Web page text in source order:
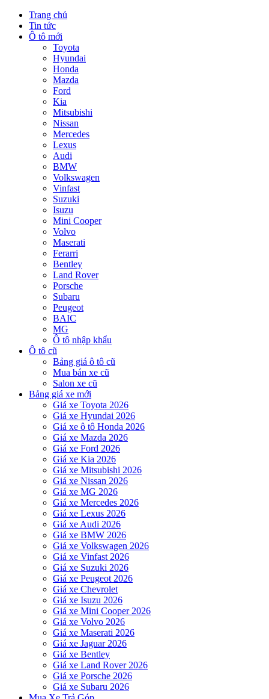
Trang chủ
Tin tức
Ô tô mới
Toyota
Hyundai
Honda
Mazda
Ford
Kia
Mitsubishi
Nissan
Mercedes
Lexus
Audi
BMW
Volkswagen
Vinfast
Suzuki
Isuzu
Mini Cooper
Volvo
Maserati
Ferarri
Bentley
Land Rover
Porsche
Subaru
Peugeot
BAIC
MG
Ô tô nhập khẩu
Ô tô cũ
Bảng giá ô tô cũ
Mua bán xe cũ
Salon xe cũ
Bảng giá xe mới
Giá xe Toyota 2026
Giá xe Hyundai 2026
Giá xe ô tô Honda 2026
Giá xe Mazda 2026
Giá xe Ford 2026
Giá xe Kia 2026
Giá xe Mitsubishi 2026
Giá xe Nissan 2026
Giá xe MG 2026
Giá xe Mercedes 2026
Giá xe Lexus 2026
Giá xe Audi 2026
Giá xe BMW 2026
Giá xe Volkswagen 2026
Giá xe Vinfast 2026
Giá xe Suzuki 2026
Giá xe Peugeot 2026
Giá xe Chevrolet
Giá xe Isuzu 2026
Giá xe Mini Cooper 2026
Giá xe Volvo 2026
Giá xe Maserati 2026
Giá xe Jaguar 2026
Giá xe Bentley
Giá xe Land Rover 2026
Giá xe Porsche 2026
Giá xe Subaru 2026